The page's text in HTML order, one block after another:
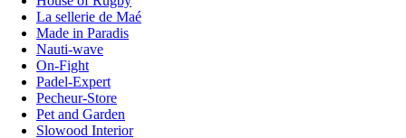
La sellerie de Maé
Made in Paradis
Nauti-wave
On-Fight
Padel-Expert
Pecheur-Store
Pet and Garden
Slowood Interior